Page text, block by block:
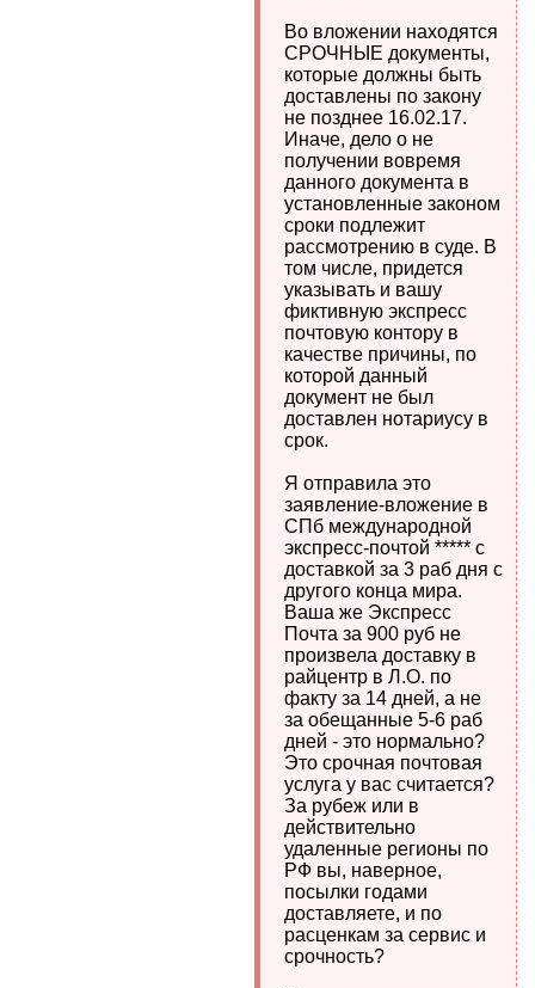
Во вложении находятся
СРОЧНЫЕ документы,
которые должны быть
доставлены по закону
не позднее 16.02.17.
Иначе, дело о не
получении вовремя
данного документа в
установленные законом
сроки подлежит
рассмотрению в суде. В
том числе, придется
указывать и вашу
фиктивную экспресс
почтовую контору в
качестве причины, по
которой данный
документ не был
доставлен нотариусу в
срок.
Я отправила это
заявление-вложение в
СПб международной
экспресс-почтой ***** с
доставкой за 3 раб дня с
другого конца мира.
Ваша же Экспресс
Почта за 900 руб не
произвела доставку в
райцентр в Л.О. по
факту за 14 дней, а не
за обещанные 5-6 раб
дней - это нормально?
Это срочная почтовая
услуга у вас считается?
За рубеж или в
действительно
удаленные регионы по
РФ вы, наверное,
посылки годами
доставляете, и по
расценкам за сервис и
срочность?